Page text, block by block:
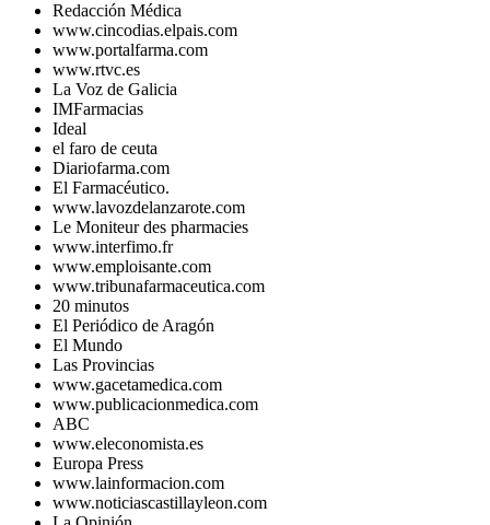
Redacción Médica
www.cincodias.elpais.com
www.portalfarma.com
www.rtvc.es
La Voz de Galicia
IMFarmacias
Ideal
el faro de ceuta
Diariofarma.com
El Farmacéutico.
www.lavozdelanzarote.com
Le Moniteur des pharmacies
www.interfimo.fr
www.emploisante.com
www.tribunafarmaceutica.com
20 minutos
El Periódico de Aragón
El Mundo
Las Provincias
www.gacetamedica.com
www.publicacionmedica.com
ABC
www.eleconomista.es
Europa Press
www.lainformacion.com
www.noticiascastillayleon.com